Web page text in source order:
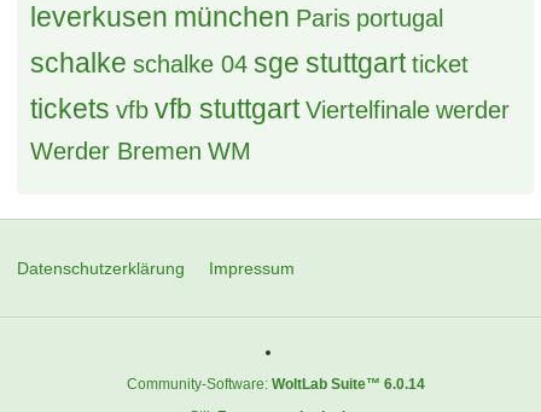
leverkusen münchen Paris portugal
schalke schalke 04 sge stuttgart ticket
tickets vfb vfb stuttgart Viertelfinale werder
Werder Bremen WM
Datenschutzerklärung Impressum
Community-Software: WoltLab Suite™ 6.0.14